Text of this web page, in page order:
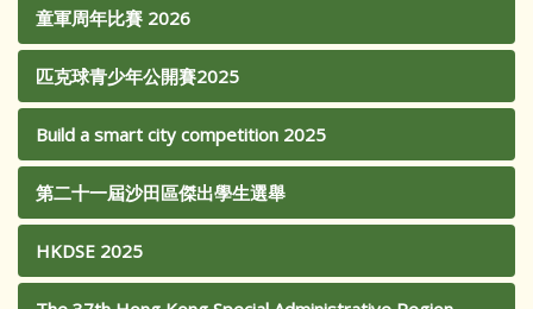
童軍周年比賽 2026
匹克球青少年公開賽2025
Build a smart city competition 2025
第二十一屆沙田區傑出學生選舉
HKDSE 2025